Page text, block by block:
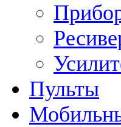
Пульты